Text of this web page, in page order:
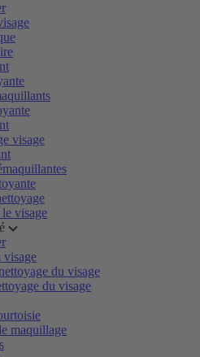
visage
visage
visage
du visage
du visage
maquillage